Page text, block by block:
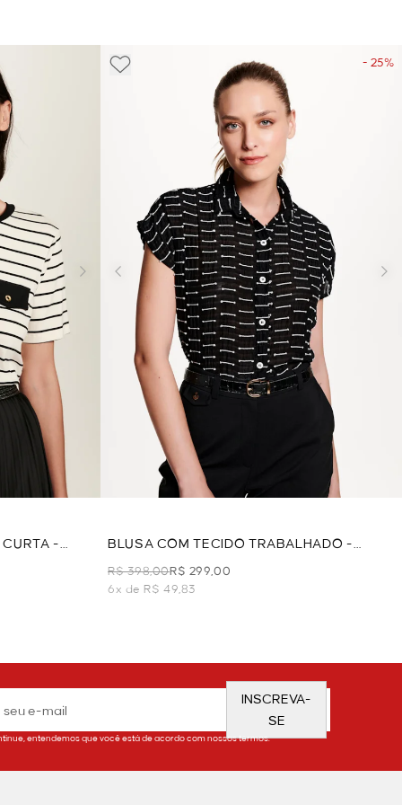
-
- 25%
BLUSA COM TECIDO TRABALHADO -
PRETO
R$ 398,00R$ 299,00
6x de R$ 49,83
INSCREVA-
SE
entendemos que você está de acordo com nossos termos.